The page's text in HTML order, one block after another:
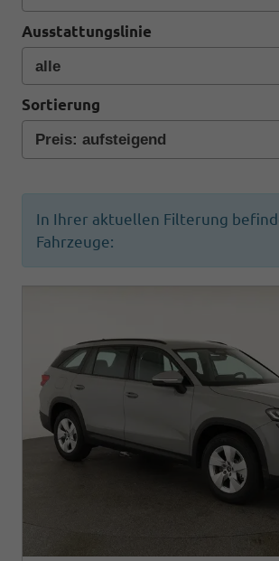
Ausstattungslinie
Sortierung
In Ihrer aktuellen Filterung
Fahrzeuge: